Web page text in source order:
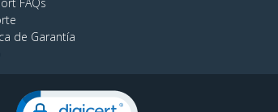
de Garantía